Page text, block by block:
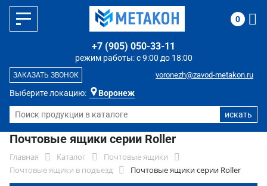
Выберите локацию: Воронеж
режим работы: с 9:00 до 18:00
+7 (905) 050-33-11
voronezh@zavod-metakon.ru
ЗАКАЗАТЬ ЗВОНОК
0
Почтовые ящики серии Roller
Главная Каталог
Почтовые ящики
Почтовые ящики в подъезд
Почтовые ящики серии Roller